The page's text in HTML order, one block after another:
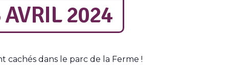
2024
cachés dans le parc de la Ferme !